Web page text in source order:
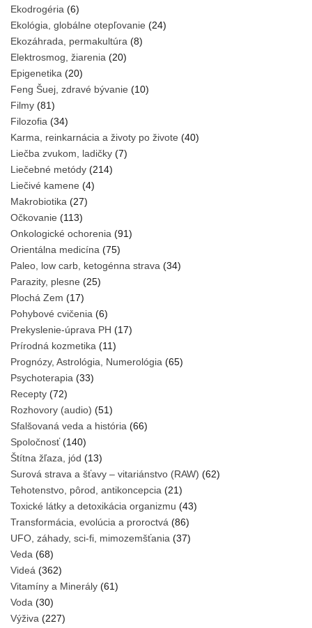
Ekodrogéria (6)
Ekológia, globálne otepľovanie (24)
Ekozáhrada, permakultúra (8)
Elektrosmog, žiarenia (20)
Epigenetika (20)
Feng Šuej, zdravé bývanie (10)
Filmy (81)
Filozofia (34)
Karma, reinkarnácia a životy po živote (40)
Liečba zvukom, ladičky (7)
Liečebné metódy (214)
Liečivé kamene (4)
Makrobiotika (27)
Očkovanie (113)
Onkologické ochorenia (91)
Orientálna medicína (75)
Paleo, low carb, ketogénna strava (34)
Parazity, plesne (25)
Plochá Zem (17)
Pohybové cvičenia (6)
Prekyslenie-úprava PH (17)
Prírodná kozmetika (11)
Prognózy, Astrológia, Numerológia (65)
Psychoterapia (33)
Recepty (72)
Rozhovory (audio) (51)
Sfalšovaná veda a história (66)
Spoločnosť(140)
Štítna žľaza, jód (13)
Surová strava a šťavy – vitariánstvo (RAW) (62)
Tehotenstvo, pôrod, antikoncepcia (21)
Toxické látky a detoxikácia organizmu (43)
Transformácia, evolúcia a proroctvá (86)
UFO, záhady, sci-fi, mimozemšťania (37)
Veda (68)
Videá (362)
Vitamíny a Minerály (61)
Voda (30)
Výživa (227)